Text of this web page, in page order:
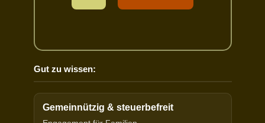
Gut zu wissen:
Gemeinnützig & steuerbefreit